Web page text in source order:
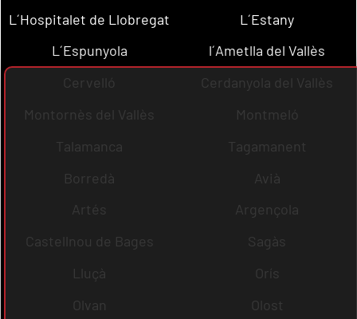
L´Hospitalet de Llobregat
L´Estany
L´Espunyola
l´Ametlla del Vallès
Cervelló
Cerdanyola del Vallès
Montornès del Vallès
Montmeló
Talamanca
Tagamanent
Borredà
Avià
Artés
Argençola
Castellnou de Bages
Sagàs
Lluçà
Orís
Olvan
Olost